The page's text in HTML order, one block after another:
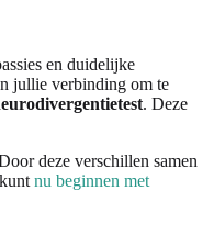
en duidelijke
jullie verbinding om te
. Deze
deze verschillen samen
nu beginnen met